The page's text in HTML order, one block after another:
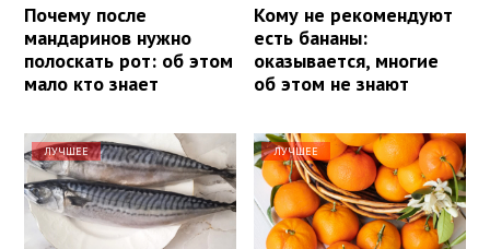
Почему после
мандаринов нужно
полоскать рот: об этом
мало кто знает
Кому не рекомендуют
есть бананы:
оказывается, многие
об этом не знают
ЛУЧШЕЕ ЛУЧШЕЕ